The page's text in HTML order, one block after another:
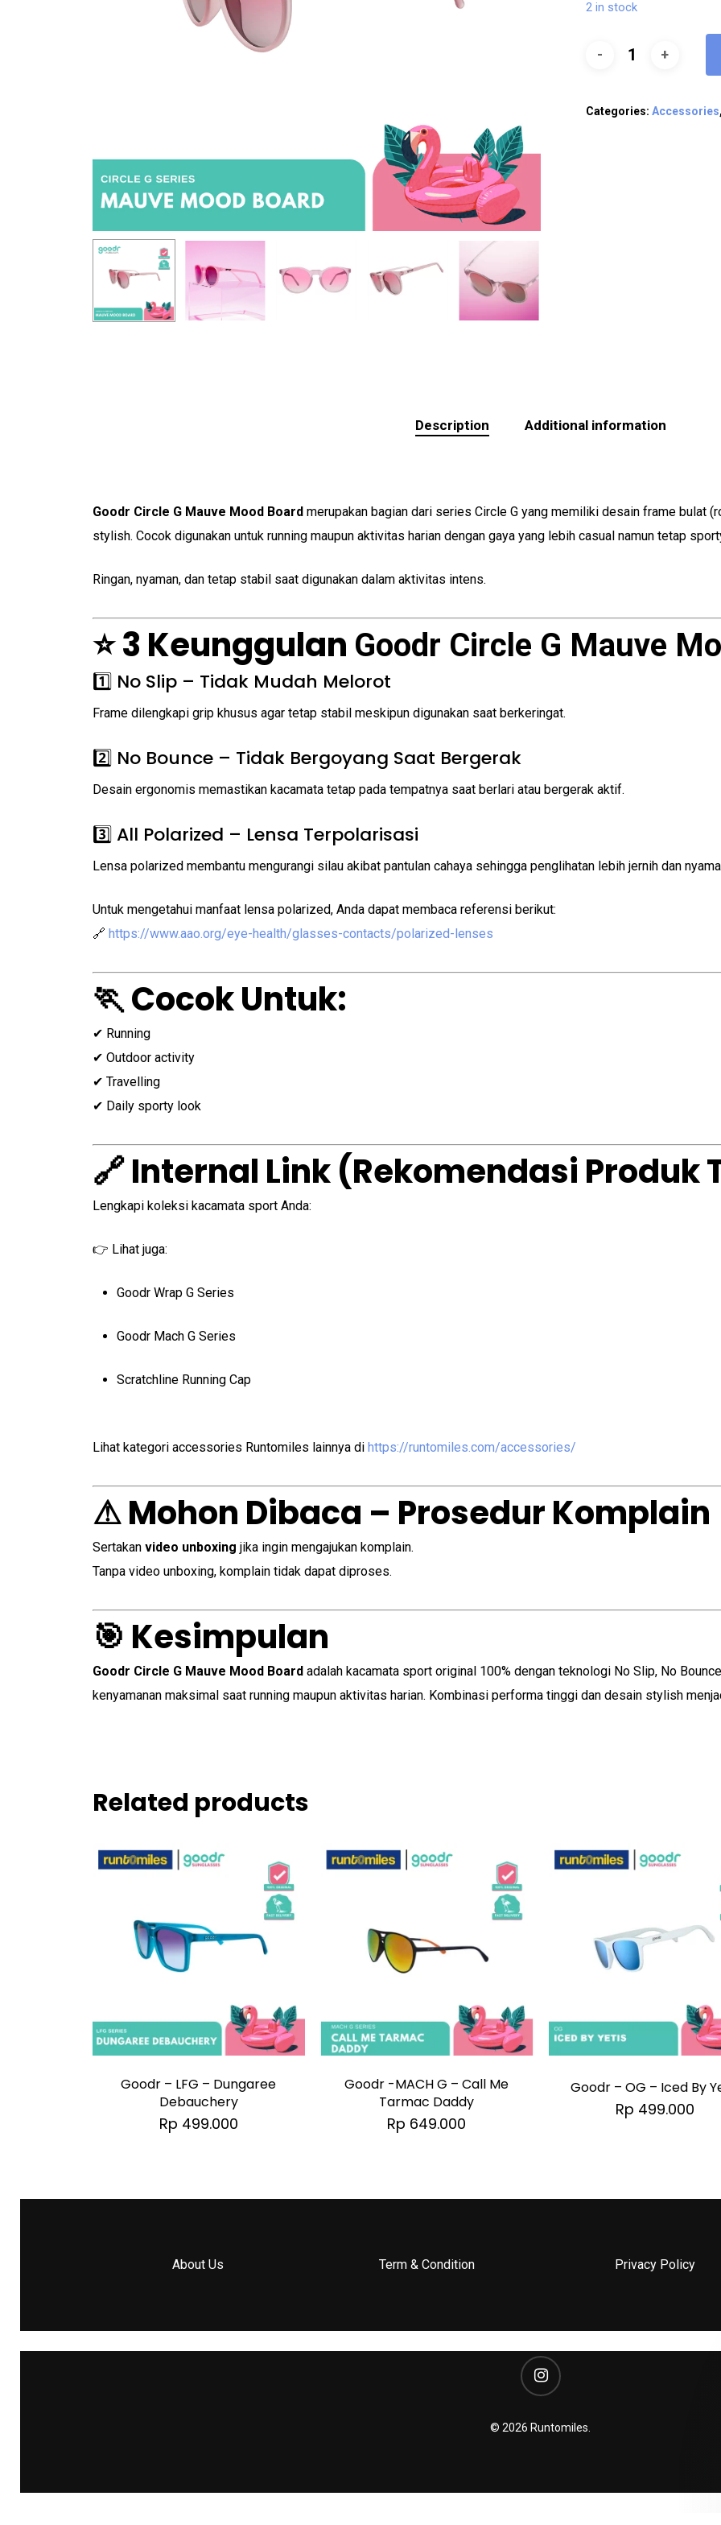
2 in stock
Categories: Accessories,
Description Additional information
Goodr Circle G Mauve Mood Board merupakan bagian dari series Circle G yang memiliki desain frame bulat
stylish. Cocok digunakan untuk running maupun aktivitas harian dengan gaya yang lebih casual namun tetap
Ringan, nyaman, dan tetap stabil saat digunakan dalam aktivitas intens.
⭐ 3 Keunggulan Goodr Circle G Mauve
1️⃣ No Slip – Tidak Mudah Melorot
Frame dilengkapi grip khusus agar tetap stabil meskipun digunakan saat berkeringat.
2️⃣ No Bounce – Tidak Bergoyang Saat Bergerak
Desain ergonomis memastikan kacamata tetap pada tempatnya saat berlari atau bergerak aktif.
3️⃣ All Polarized – Lensa Terpolarisasi
Lensa polarized membantu mengurangi silau akibat pantulan cahaya sehingga penglihatan lebih jernih dan
Untuk mengetahui manfaat lensa polarized, Anda dapat membaca referensi berikut:
🔗 https://www.aao.org/eye-health/glasses-contacts/polarized-lenses
🏃 Cocok Untuk:
✔ Running
✔ Outdoor activity
✔ Travelling
✔ Daily sporty look
🔗 Internal Link (Rekomendasi Produk
Lengkapi koleksi kacamata sport Anda:
👉 Lihat juga:
Goodr Wrap G Series
Goodr Mach G Series
Scratchline Running Cap
Lihat kategori accessories Runtomiles lainnya di https://runtomiles.com/accessories/
⚠ Mohon Dibaca – Prosedur Komplain
Sertakan video unboxing jika ingin mengajukan komplain.
Tanpa video unboxing, komplain tidak dapat diproses.
🎯 Kesimpulan
Goodr Circle G Mauve Mood Board adalah kacamata sport original 100% dengan teknologi No Slip, No
kenyamanan maksimal saat running maupun aktivitas harian. Kombinasi performa tinggi dan desain stylish
Related products
Goodr – LFG – Dungaree
Debauchery
Rp 499.000
Goodr -MACH G – Call Me
Tarmac Daddy
Rp 649.000
Goodr – OG – Iced By
Rp 499.000
About Us Term & Condition Privacy Policy
instagram
© 2026 Runtomiles.